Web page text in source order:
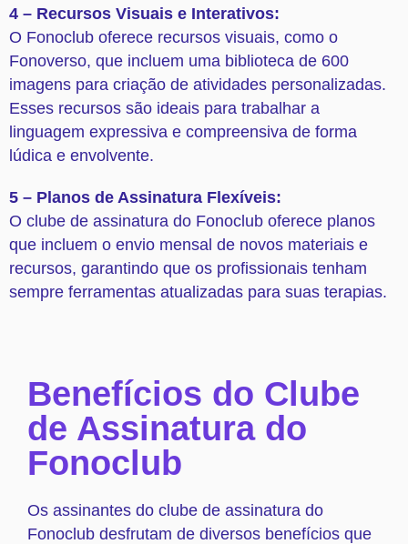
4 – Recursos Visuais e Interativos:
O Fonoclub oferece recursos visuais, como o
Fonoverso, que incluem uma biblioteca de 600
imagens para criação de atividades personalizadas.
Esses recursos são ideais para trabalhar a
linguagem expressiva e compreensiva de forma
lúdica e envolvente.
5 – Planos de Assinatura Flexíveis:
O clube de assinatura do Fonoclub oferece planos
que incluem o envio mensal de novos materiais e
recursos, garantindo que os profissionais tenham
sempre ferramentas atualizadas para suas terapias.
Benefícios do Clube
de Assinatura do
Fonoclub
Os assinantes do clube de assinatura do
Fonoclub desfrutam de diversos benefícios que